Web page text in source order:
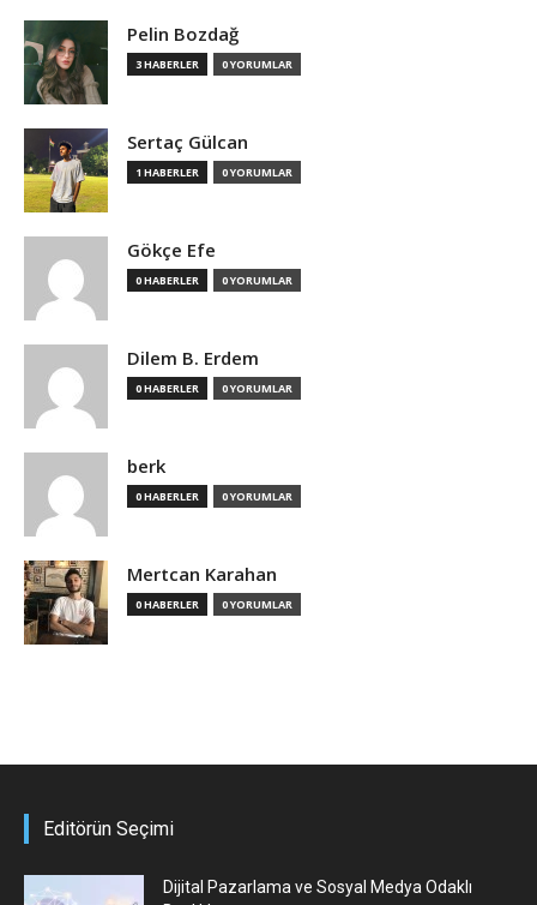
Pelin Bozdağ
3 HABERLER 0 YORUMLAR
Sertaç Gülcan
1 HABERLER 0 YORUMLAR
Gökçe Efe
0 HABERLER 0 YORUMLAR
Dilem B. Erdem
0 HABERLER 0 YORUMLAR
berk
0 HABERLER 0 YORUMLAR
Mertcan Karahan
0 HABERLER 0 YORUMLAR
Editörün Seçimi
Dijital Pazarlama ve Sosyal Medya Odaklı